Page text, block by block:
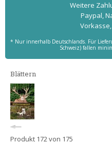
Weitere
Paypal,
* Nur innerhalb Deutschlands. Für
Schweiz) fallen
Blättern
Produkt 172 von 175